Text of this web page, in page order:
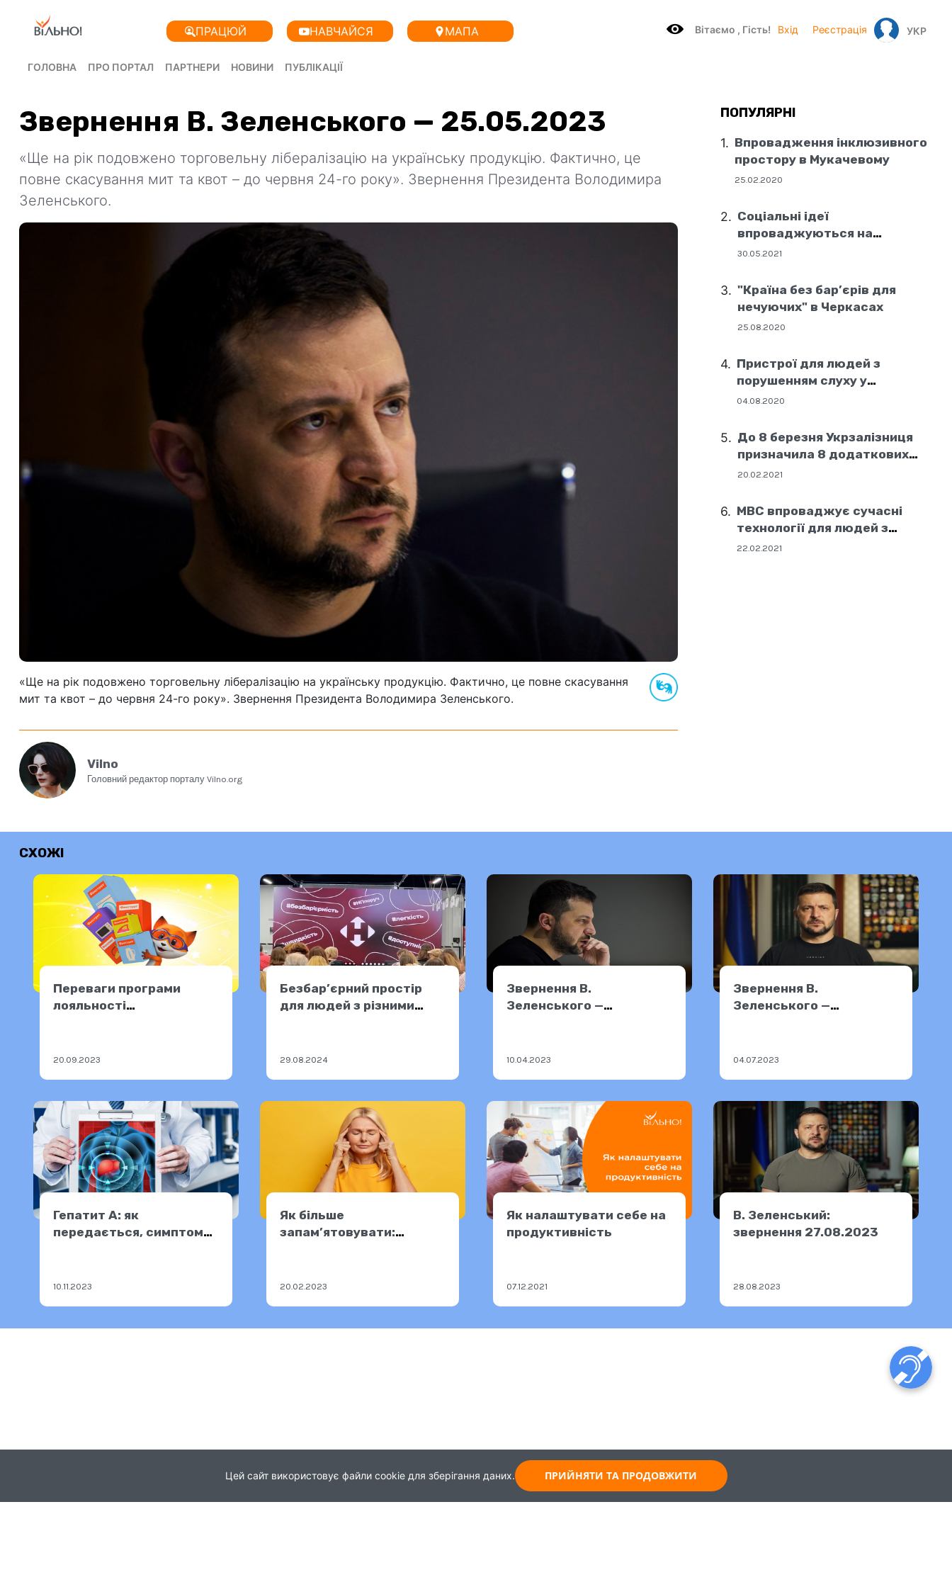
ПРАЦЮЙ НАВЧАЙСЯ МАПА Вітаємo , Гість! Вхід Реєстрація УКР
ГОЛОВНА ПРО ПОРТАЛ ПАРТНЕРИ НОВИНИ ПУБЛІКАЦІЇ
Звернення В. Зеленського — 25.05.2023
«Ще на рік подовжено торговельну лібералізацію на українську продукцію. Фактично, це
повне скасування мит та квот – до червня 24-го року». Звернення Президента Володимира
Зеленського.
«Ще на рік подовжено торговельну лібералізацію на українську продукцію. Фактично, це повне скасування
мит та квот – до червня 24-го року». Звернення Президента Володимира Зеленського.
Vilno
Головний редактор порталу Vilno.org
ПОПУЛЯРНІ
Впровадження інклюзивного
простору в Мукачевому
25.02.2020
Соціальні ідеї
впроваджуються на
державному рівні
30.05.2021
"Країна без бар’єрів для
нечуючих" в Черкасах
25.08.2020
Пристрої для людей з
порушенням слуху у
соціальних центрах Дніпра
04.08.2020
До 8 березня Укрзалізниця
призначила 8 додаткових
поїздів
20.02.2021
МВС впроваджує сучасні
технології для людей з
порушенням слуху
22.02.2021
СХОЖІ
Переваги програми
лояльності
20.09.2023
Безбар’єрний простір
для людей з різними
Пошти» №13 у Києві
29.08.2024
Звернення В.
Зеленського —
10.04.2023
Звернення В.
Зеленського —
04.07.2023
Гепатит А: як
передається, симптоми
10.11.2023
Як більше
запам’ятовувати:
20.02.2023
Як налаштувати себе на
продуктивність
07.12.2021
В. Зеленський:
звернення 27.08.2023
28.08.2023
Цей сайт використовує файли cookie для зберігання даних. ПРИЙНЯТИ ТА ПРОДОВЖИТИ